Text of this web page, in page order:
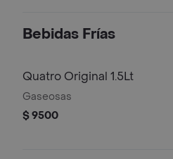
Bebidas Frías
Quatro Original 1.5Lt
Gaseosas
$ 9500